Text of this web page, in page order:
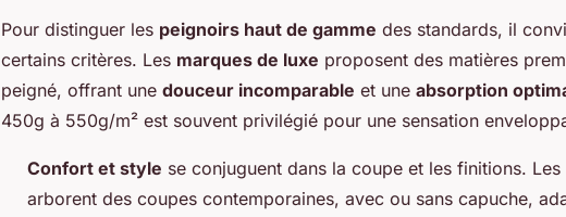
Pour distinguer les peignoirs haut de gamme des standards, il
certains critères. Les marques de luxe proposent des matières
peigné, offrant une douceur incomparable et une absorption
450g à 550g/m² est souvent privilégié pour une sensation
Confort et style se conjuguent dans la coupe et les finitions.
arborent des coupes contemporaines, avec ou sans capuche,